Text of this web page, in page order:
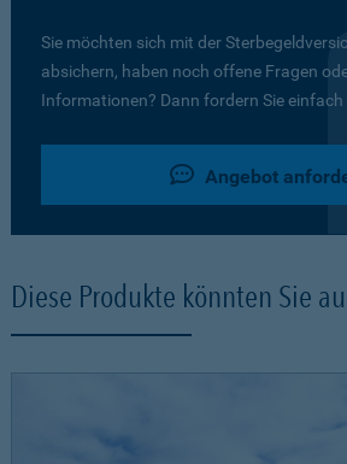
Sie möchten sich mit der
absichern, haben noch offene Fragen
Informationen? Dann fordern Sie einfach
Angebot
Diese Produkte könnten Sie